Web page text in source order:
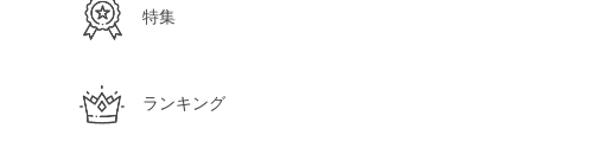
特集
ランキング